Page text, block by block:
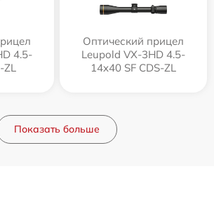
4.5-
ZL
Оптический прицел
Leupold VX-3HD 4.5-
14x40 SF CDS-ZL
Показать больше